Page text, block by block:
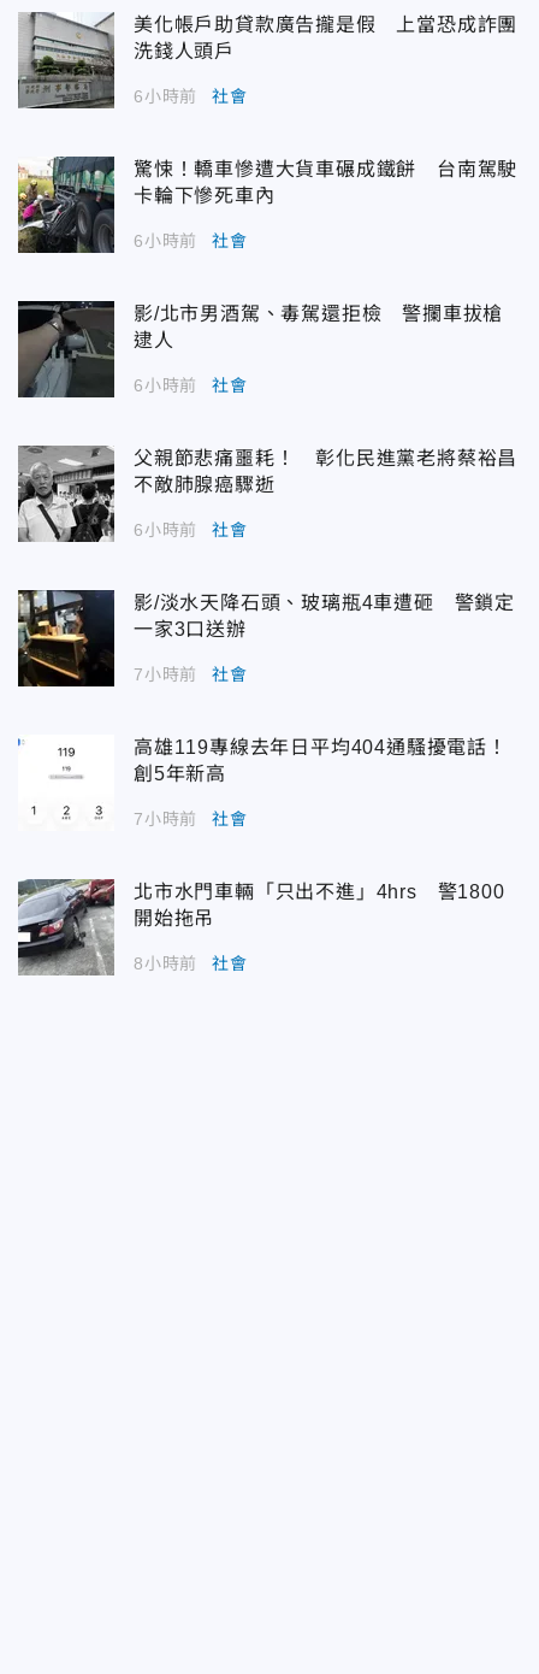
美化帳戶助貸款廣告攏是假 上當恐成詐團
洗錢人頭戶
6小時前 社會
驚悚！轎車慘遭大貨車碾成鐵餅 台南駕駛
卡輪下慘死車內
6小時前 社會
影/北市男酒駕、毒駕還拒檢 警攔車拔槍
逮人
6小時前 社會
父親節悲痛噩耗！ 彰化民進黨老將蔡裕昌
不敵肺腺癌驟逝
6小時前 社會
影/淡水天降石頭、玻璃瓶4車遭砸 警鎖定
一家3口送辦
7小時前 社會
高雄119專線去年日平均404通騷擾電話！
創5年新高
7小時前 社會
北市水門車輛「只出不進」4hrs 警1800
開始拖吊
8小時前 社會